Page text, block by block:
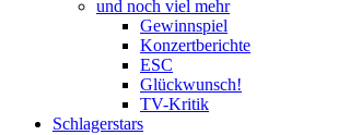
und noch viel mehr
Gewinnspiel
Konzertberichte
ESC
Glückwunsch!
TV-Kritik
Schlagerstars